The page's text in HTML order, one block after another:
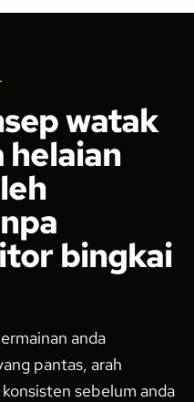
watak
helaian
bingkai
anda
pantas, arah
sebelum anda